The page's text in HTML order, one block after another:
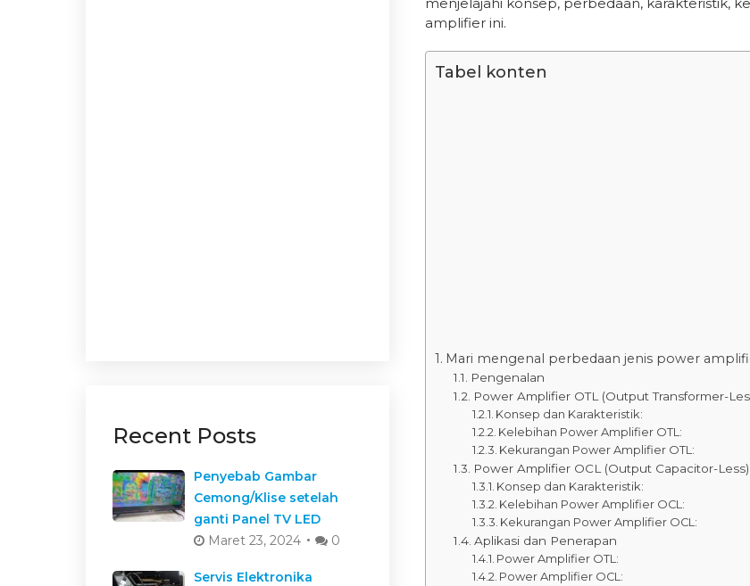
amplifier ini.
Tabel konten
Mari mengenal perbedaan jenis power
Pengenalan
Power Amplifier OTL (Output Transformer-
Konsep dan Karakteristik:
Kelebihan Power Amplifier OTL:
Kekurangan Power Amplifier OTL:
Power Amplifier OCL (Output Capacitor-Less)
Konsep dan Karakteristik:
Kelebihan Power Amplifier OCL:
Kekurangan Power Amplifier OCL:
Aplikasi dan Penerapan
Power Amplifier OTL:
Power Amplifier OCL:
Recent Posts
Penyebab Gambar
Cemong/Klise setelah
ganti Panel TV LED
Maret 23, 2024
0
Servis Elektronika